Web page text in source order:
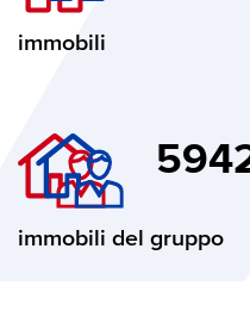
immobili
immobili del gruppo